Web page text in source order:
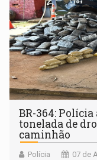
BR-364:
tonelada de
caminhão
Polícia 07 de